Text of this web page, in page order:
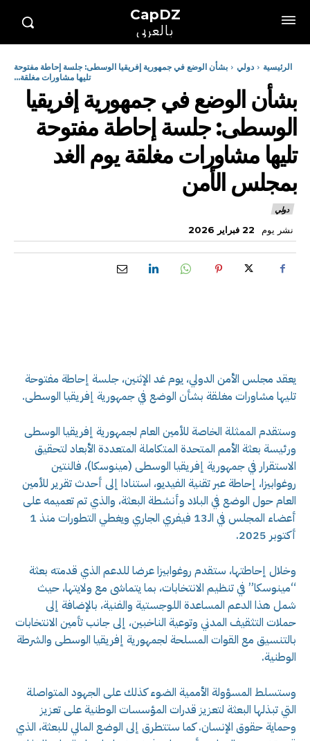
CapDZ
بالعربي
الرئيسية دولي
بشأن الوضع في جمهورية إفريقيا الوسطى: جلسة إحاطة مفتوحة
تليها مشاورات مغلقة...
بشأن الوضع في جمهورية إفريقيا
الوسطى: جلسة إحاطة مفتوحة
تليها مشاورات مغلقة يوم الغد
بمجلس الأمن
دولي
نشر يوم 22 فبراير 2026
يعقد مجلس الأمن الدولي، يوم غد الإثنين، جلسة إحاطة مفتوحة
تليها مشاورات مغلقة بشأن الوضع في جمهورية إفريقيا الوسطى.
وستقدم الممثلة الخاصة للأمين العام لجمهورية إفريقيا الوسطى
ورئيسة بعثة الأمم المتحدة المتكاملة المتعددة الأبعاد لتحقيق
الاستقرار في جمهورية إفريقيا الوسطى (مينوسكا)، فالنتين
روغوابيزا، إحاطة عبر تقنية الفيديو، استنادا إلى أحدث تقرير للأمين
العام حول الوضع في البلاد وأنشطة البعثة، والذي تم تعميمه على
أعضاء المجلس في الـ13 فيفري الجاري ويغطي التطورات منذ 1
أكتوبر 2025.
وخلال إحاطتها، ستقدم روغوابيزا عرضا للدعم الذي قدمته بعثة
“مينوسكا” في تنظيم الانتخابات، بما يتماشى مع ولايتها، حيث
شمل هذا الدعم المساعدة اللوجستية والفنية، بالإضافة إلى
حملات التثقيف المدني وتوعية الناخبين، إلى جانب تأمين الانتخابات
بالتنسيق مع القوات المسلحة لجمهورية إفريقيا الوسطى والشرطة
الوطنية.
وستسلط المسؤولة الأممية الضوء كذلك على الجهود المتواصلة
التي تبذلها البعثة لتعزيز قدرات المؤسسات الوطنية على تعزيز
وحماية حقوق الإنسان. كما ستتطرق إلى الوضع المالي للبعثة، الذي